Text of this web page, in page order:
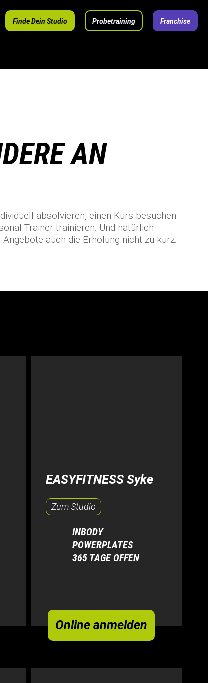
Finde Dein Studio Probetraining Franchise
AN
absolvieren, einen Kurs besuchen
Trainer trainieren. Und natürlich
auch die Erholung nicht zu kurz.
EASYFITNESS Syke
Zum Studio
INBODY
POWERPLATES
365 TAGE OFFEN
Online anmelden